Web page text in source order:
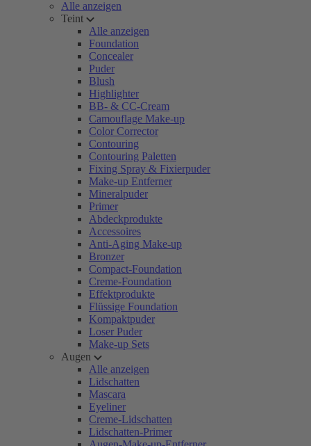
Alle anzeigen
Teint
Alle anzeigen
Foundation
Concealer
Puder
Blush
Highlighter
BB- & CC-Cream
Camouflage Make-up
Color Corrector
Contouring
Contouring Paletten
Fixing Spray & Fixierpuder
Make-up Entferner
Mineralpuder
Primer
Abdeckprodukte
Accessoires
Anti-Aging Make-up
Bronzer
Compact-Foundation
Creme-Foundation
Effektprodukte
Flüssige Foundation
Kompaktpuder
Loser Puder
Make-up Sets
Augen
Alle anzeigen
Lidschatten
Mascara
Eyeliner
Creme-Lidschatten
Lidschatten-Primer